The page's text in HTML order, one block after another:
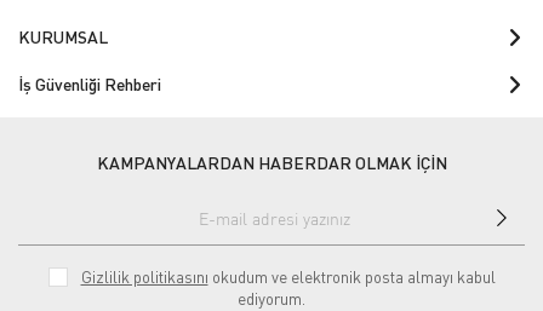
KURUMSAL
İş Güvenliği Rehberi
KAMPANYALARDAN HABERDAR OLMAK İÇİN
Gizlilik politikasını okudum ve elektronik posta almayı kabul
ediyorum.